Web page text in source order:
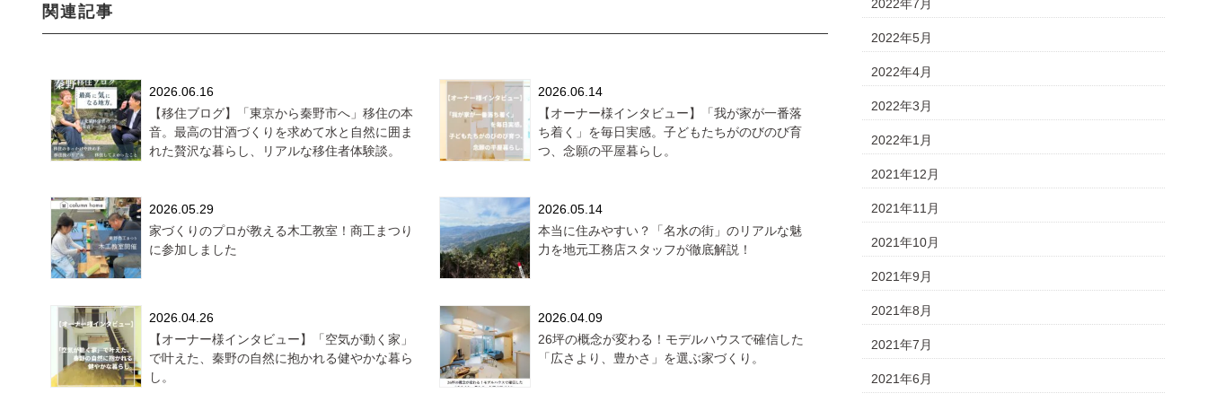
関連記事
2026.06.16
【移住ブログ】「東京から秦野市へ」移住の本
音。最高の甘酒づくりを求めて水と自然に囲ま
れた贅沢な暮らし、リアルな移住者体験談。
2026.06.14
【オーナー様インタビュー】「我が家が一番落
ち着く」を毎日実感。子どもたちがのびのび育
つ、念願の平屋暮らし。
2026.05.29
家づくりのプロが教える木工教室！商工まつり
に参加しました
2026.05.14
本当に住みやすい？「名水の街」のリアルな魅
力を地元工務店スタッフが徹底解説！
2026.04.26
【オーナー様インタビュー】「空気が動く家」
で叶えた、秦野の自然に抱かれる健やかな暮ら
し。
2026.04.09
26坪の概念が変わる！モデルハウスで確信した
「広さより、豊かさ」を選ぶ家づくり。
2022年7月
2022年5月
2022年4月
2022年3月
2022年1月
2021年12月
2021年11月
2021年10月
2021年9月
2021年8月
2021年7月
2021年6月